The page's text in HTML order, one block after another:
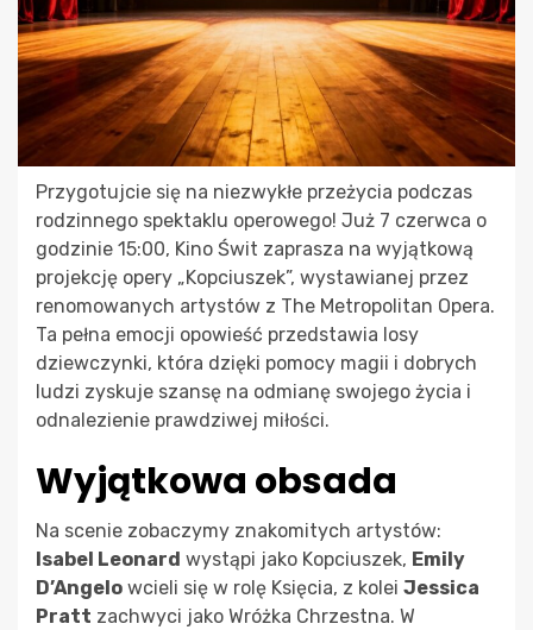
Przygotujcie się na niezwykłe przeżycia podczas
rodzinnego spektaklu operowego! Już 7 czerwca o
godzinie 15:00, Kino Świt zaprasza na wyjątkową
projekcję opery „Kopciuszek”, wystawianej przez
renomowanych artystów z The Metropolitan Opera.
Ta pełna emocji opowieść przedstawia losy
dziewczynki, która dzięki pomocy magii i dobrych
ludzi zyskuje szansę na odmianę swojego życia i
odnalezienie prawdziwej miłości.
Wyjątkowa obsada
Na scenie zobaczymy znakomitych artystów:
Isabel Leonard wystąpi jako Kopciuszek, Emily
D’Angelo wcieli się w rolę Księcia, z kolei Jessica
Pratt zachwyci jako Wróżka Chrzestna. W